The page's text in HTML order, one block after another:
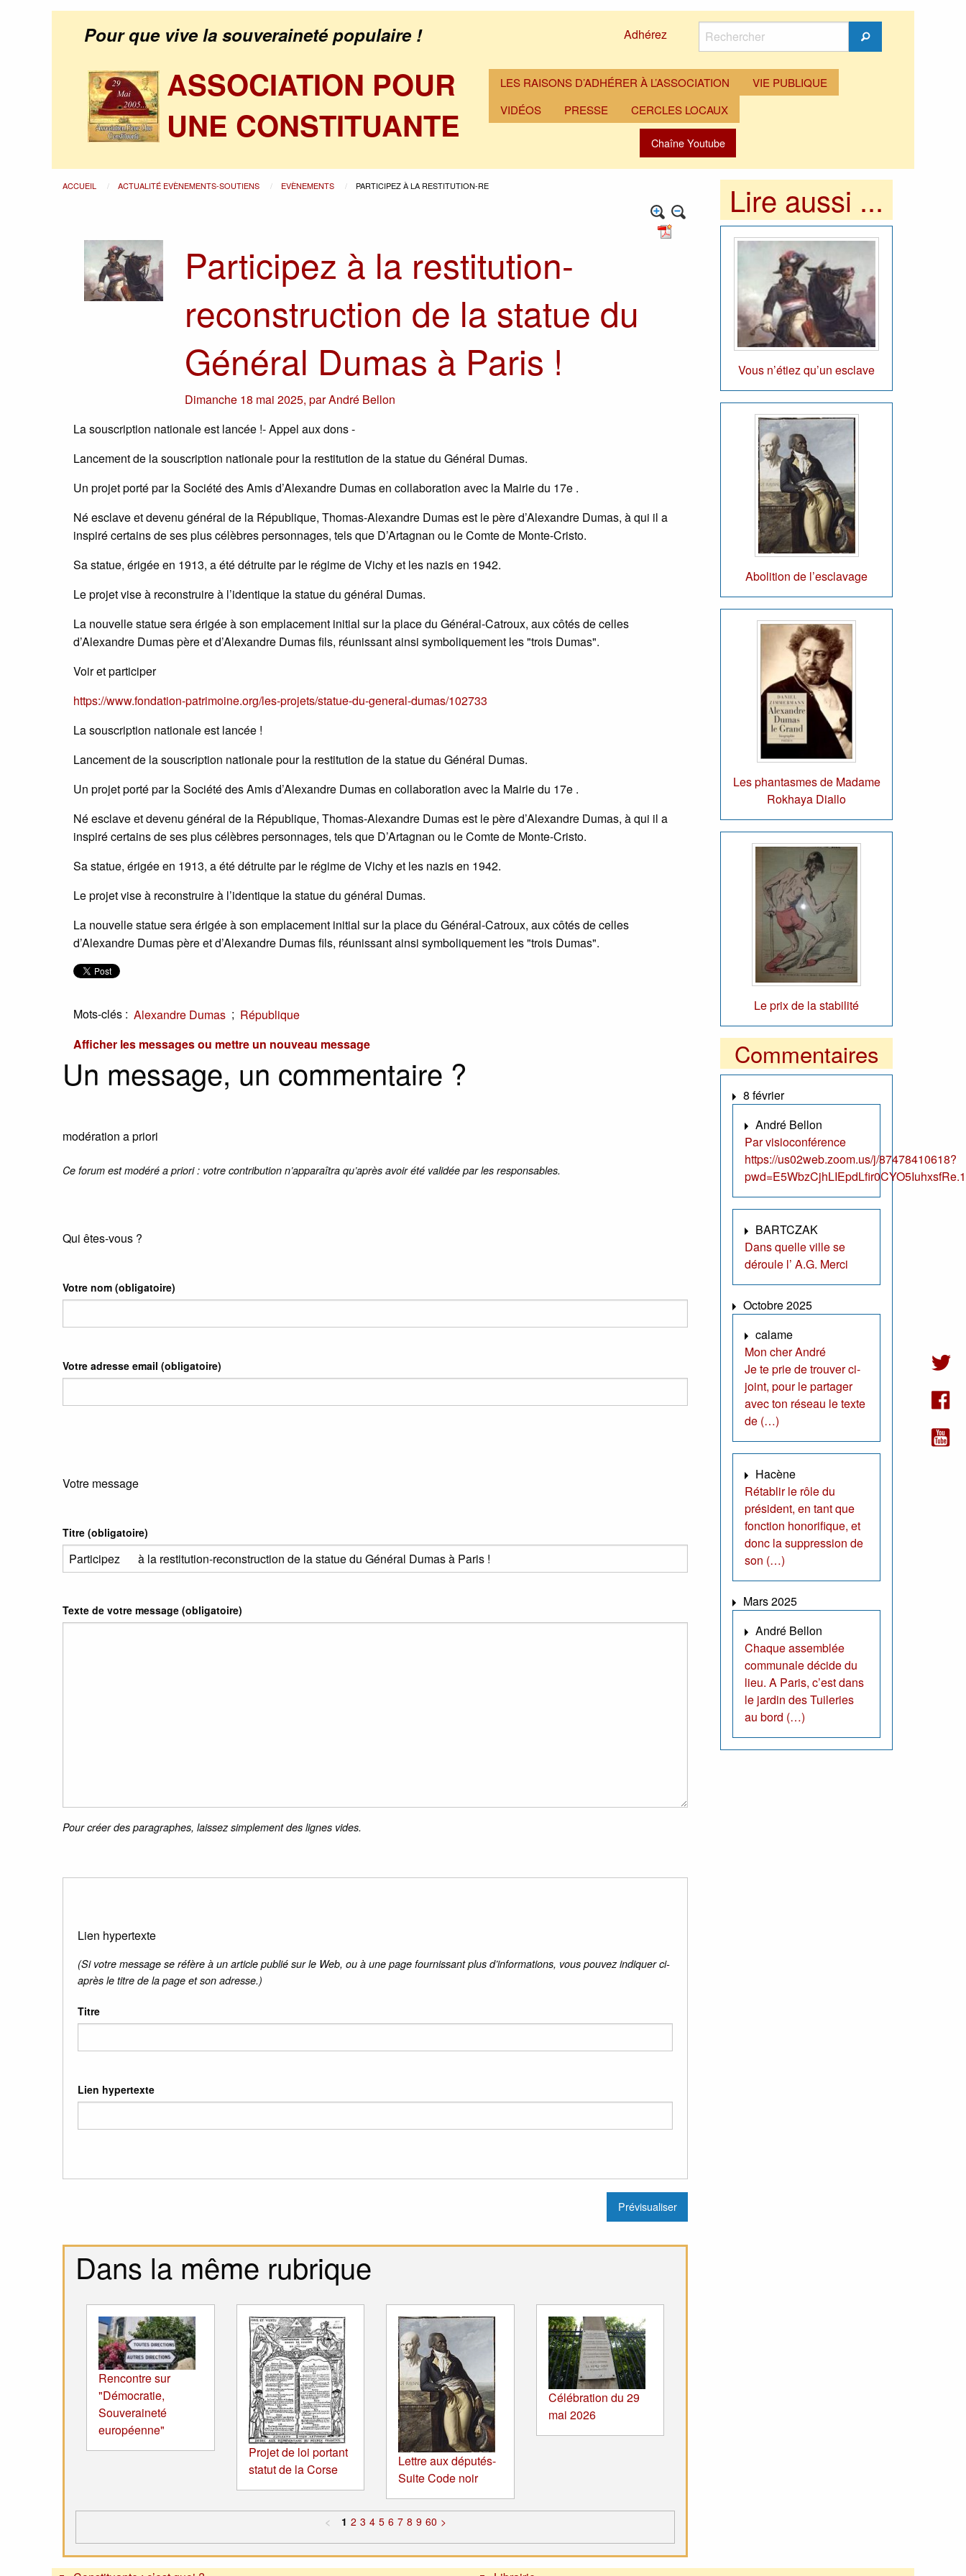
Pour que vive la souveraineté populaire ! Adhérez
Rechercher
Rechercher
ASSOCIATION POUR
UNE CONSTITUANTE
LES RAISONS D’ADHÉRER À L’ASSOCIATION
VIE PUBLIQUE
VIDÉOS
PRESSE CERCLES LOCAUX
Chaîne Youtube
ACCUEIL ACTUALITÉ EVÈNEMENTS-SOUTIENS EVÈNEMENTS PARTICIPEZ À LA RESTITUTION-RE
Participez à la restitution-
reconstruction de la statue du
Général Dumas à Paris !
Dimanche 18 mai 2025,parAndré Bellon
La souscription nationale est lancée !- Appel aux dons -
Lancement de la souscription nationale pour la restitution de la statue du Général Dumas.
Un projet porté par la Société des Amis d’Alexandre Dumas en collaboration avec la Mairie du 17e .
Né esclave et devenu général de la République, Thomas-Alexandre Dumas est le père d’Alexandre Dumas, à qui il a
inspiré certains de ses plus célèbres personnages, tels que D’Artagnan ou le Comte de Monte-Cristo.
Sa statue, érigée en 1913, a été détruite par le régime de Vichy et les nazis en 1942.
Le projet vise à reconstruire à l’identique la statue du général Dumas.
La nouvelle statue sera érigée à son emplacement initial sur la place du Général-Catroux, aux côtés de celles
d’Alexandre Dumas père et d’Alexandre Dumas fils, réunissant ainsi symboliquement les "trois Dumas".
Voir et participer
https://www.fondation-patrimoine.org/les-projets/statue-du-general-dumas/102733
La souscription nationale est lancée !
Lancement de la souscription nationale pour la restitution de la statue du Général Dumas.
Un projet porté par la Société des Amis d’Alexandre Dumas en collaboration avec la Mairie du 17e .
Né esclave et devenu général de la République, Thomas-Alexandre Dumas est le père d’Alexandre Dumas, à qui il a
inspiré certains de ses plus célèbres personnages, tels que D’Artagnan ou le Comte de Monte-Cristo.
Sa statue, érigée en 1913, a été détruite par le régime de Vichy et les nazis en 1942.
Le projet vise à reconstruire à l’identique la statue du général Dumas.
La nouvelle statue sera érigée à son emplacement initial sur la place du Général-Catroux, aux côtés de celles
d’Alexandre Dumas père et d’Alexandre Dumas fils, réunissant ainsi symboliquement les "trois Dumas".
Mots-clés : Alexandre Dumas ; République
Afficher les messages ou mettre un nouveau message
Un message, un commentaire ?
modération a priori
Ce forum est modéré a priori : votre contribution n’apparaîtra qu’après avoir été validée par les responsables.
Qui êtes-vous ?
Votre nom (obligatoire)
Votre adresse email (obligatoire)
Votre message
Titre (obligatoire)
Texte de votre message (obligatoire)
Pour créer des paragraphes, laissez simplement des lignes vides.
Lien hypertexte
(Si votre message se réfère à un article publié sur le Web, ou à une page fournissant plus d’informations, vous pouvez indiquer ci-
après le titre de la page et son adresse.)
Titre
Lien hypertexte
Dans la même rubrique
Rencontre sur
"Démocratie,
Souveraineté
européenne"
Projet de loi portant
statut de la Corse
Lettre aux députés-
Suite Code noir
Célébration du 29
mai 2026
< 1 2 3 4 5 6 7 8 9 60 >
Lire aussi ...
Vous n’étiez qu’un esclave
Abolition de l’esclavage
Les phantasmes de Madame
Rokhaya Diallo
Le prix de la stabilité
Commentaires
8 février
André Bellon
Par visioconférence
https://us02web.zoom.us/j/87478410618?
BARTCZAK
Dans quelle ville se
déroule l’ A.G. Merci
Octobre 2025
calame
Mon cher André
Je te prie de trouver ci-
joint, pour le partager
avec ton réseau le texte
de (…)
Hacène
Rétablir le rôle du
président, en tant que
fonction honorifique, et
donc la suppression de
son (…)
Mars 2025
André Bellon
Chaque assemblée
communale décide du
lieu. A Paris, c’est dans
le jardin des Tuileries
au bord (…)